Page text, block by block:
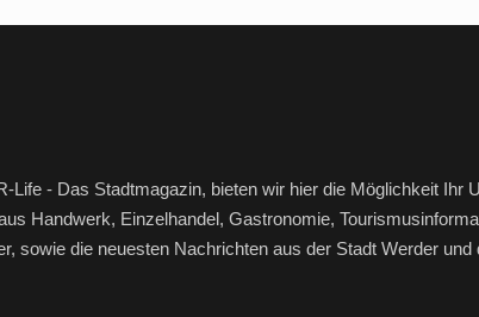
- Das Stadtmagazin, bieten wir hier die Möglichkeit Ihr
Handwerk, Einzelhandel, Gastronomie,
sowie die neuesten Nachrichten aus der Stadt Werder